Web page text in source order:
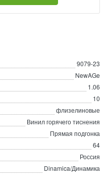
9079-23
NewAGe
1.06
10
флизелиновые
Винил горячего тиснения
Прямая подгонка
64
Россия
Dinamica/Динамика